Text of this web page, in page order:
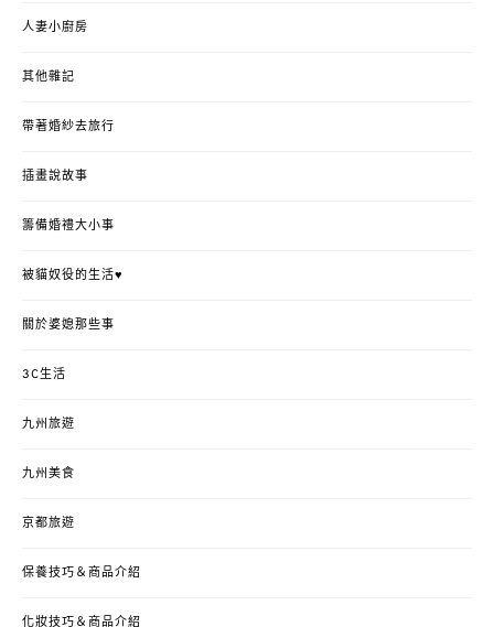
人妻小廚房
其他雜記
帶著婚紗去旅行
插畫說故事
籌備婚禮大小事
被貓奴役的生活♥
關於婆媳那些事
3C生活
九州旅遊
九州美食
京都旅遊
保養技巧＆商品介紹
化妝技巧＆商品介紹